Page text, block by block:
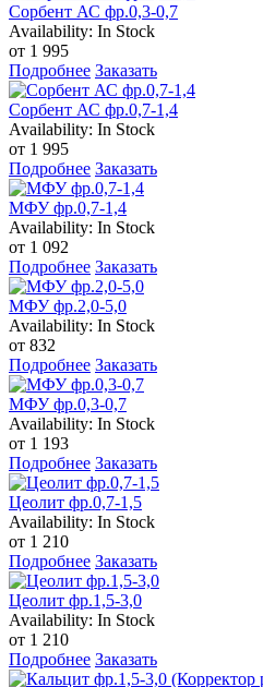
Сорбент АС фр.0,3-0,7
Availability: In Stock
от 1 995
Подробнее Заказать
Сорбент АС фр.0,7-1,4
Availability: In Stock
от 1 995
Подробнее Заказать
МФУ фр.0,7-1,4
Availability: In Stock
от 1 092
Подробнее Заказать
МФУ фр.2,0-5,0
Availability: In Stock
от 832
Подробнее Заказать
МФУ фр.0,3-0,7
Availability: In Stock
от 1 193
Подробнее Заказать
Цеолит фр.0,7-1,5
Availability: In Stock
от 1 210
Подробнее Заказать
Цеолит фр.1,5-3,0
Availability: In Stock
от 1 210
Подробнее Заказать